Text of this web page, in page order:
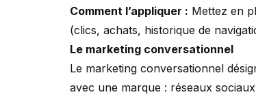
Comment l’appliquer : Mettez en
(clics, achats, historique de
Le marketing conversationnel
Le marketing conversationnel
avec une marque : réseaux